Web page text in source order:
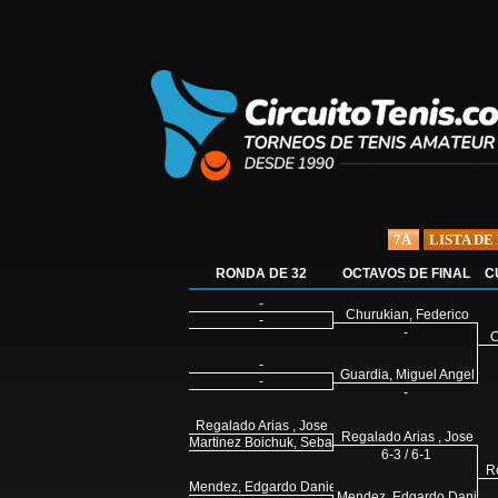
7A LISTA DE
RONDA DE 32
-
-
-
-
Regalado Arias , Jose
Martinez Boichuk, Sebasti
Mendez, Edgardo Daniel
OCTAVOS DE FINAL
Churukian, Federico
-
Guardia, Miguel Angel
-
Regalado Arias , Jose
6-3 / 6-1